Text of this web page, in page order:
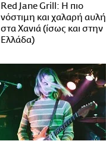
Red Jane Grill: Η πιο
νόστιμη και χαλαρή αυλή
στα Χανιά (ίσως και στην
Ελλάδα)